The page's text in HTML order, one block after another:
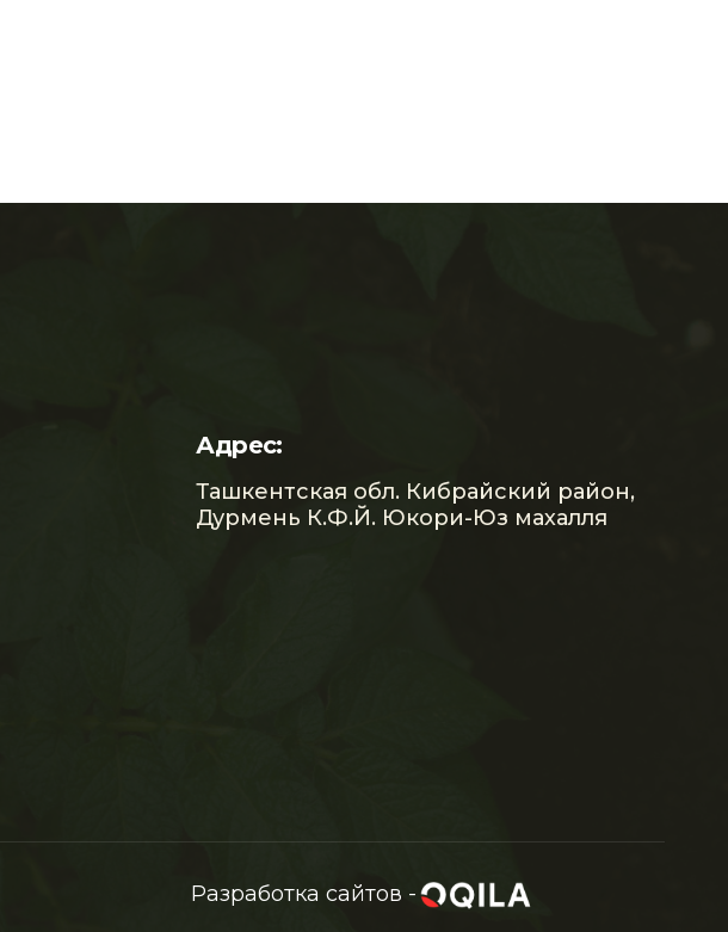
Адрес:
Ташкентская обл. Кибрайский район,
Дурмень К.Ф.Й. Юкори-Юз махалля
Разработка сайтов -